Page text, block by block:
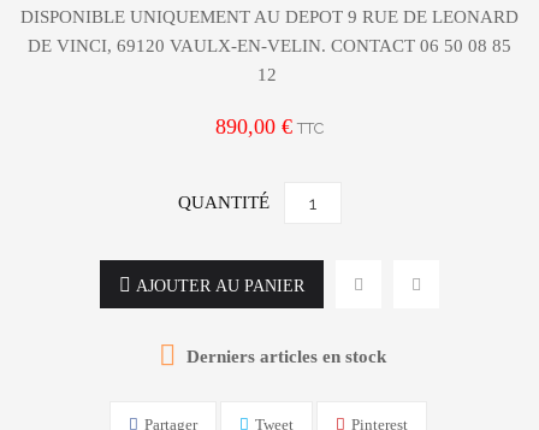
DISPONIBLE UNIQUEMENT AU DEPOT 9 RUE DE LEONARD
DE VINCI, 69120 VAULX-EN-VELIN. CONTACT 06 50 08 85
12
890,00 € TTC
QUANTITÉ
AJOUTER AU PANIER
 Derniers articles en stock
Partager Tweet Pinterest